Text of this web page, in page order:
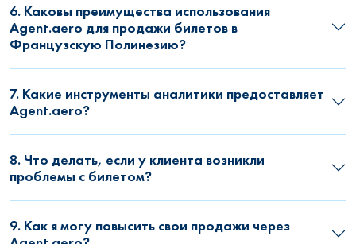
6. Каковы преимущества использования
Agent.aero для продажи билетов в
Французскую Полинезию?
7. Какие инструменты аналитики предоставляет
Agent.aero?
8. Что делать, если у клиента возникли
проблемы с билетом?
9. Как я могу повысить свои продажи через